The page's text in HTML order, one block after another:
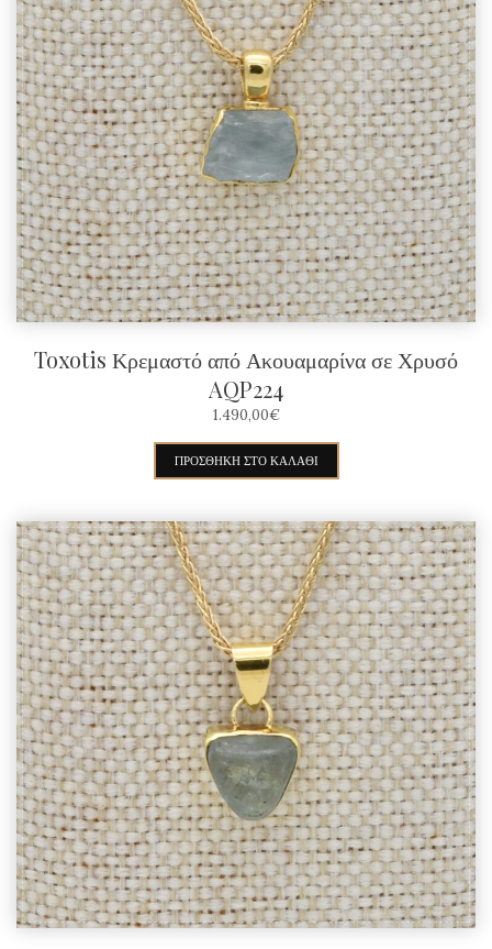
Toxotis Κρεμαστό από Ακουαμαρίνα σε Χρυσό
AQP224
1.490,00€
ΠΡΟΣΘΉΚΗ ΣΤΟ ΚΑΛΆΘΙ